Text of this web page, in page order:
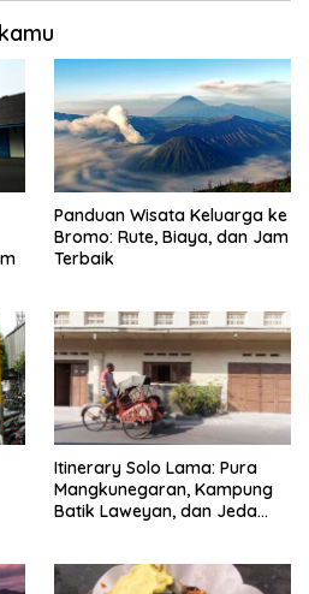
Panduan Wisata Keluarga ke
Bromo: Rute, Biaya, dan Jam
Terbaik
Itinerary Solo Lama: Pura
Mangkunegaran, Kampung
Batik Laweyan, dan Jeda